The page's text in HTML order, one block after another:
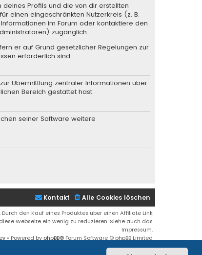
Profils und die von dir erstellten
einen eingeschränkten Nutzerkreis (z. B.
im Forum oder kontaktiere den
zugänglich.
er auf Grund gesetzlicher Regelungen zur
erforderlich sind.
Übermittlung zentraler Informationen über
Bereich gestattet hast.
seiner Software weitere
Alle Cookies löschen
Kontakt
den Kauf eines Produktes über einen Affiliate Link
Webseite ein wenig zu reduzieren. Siehe auch das
Impressum.
• Powered byphpBB® Forum Software © phpBB Limited